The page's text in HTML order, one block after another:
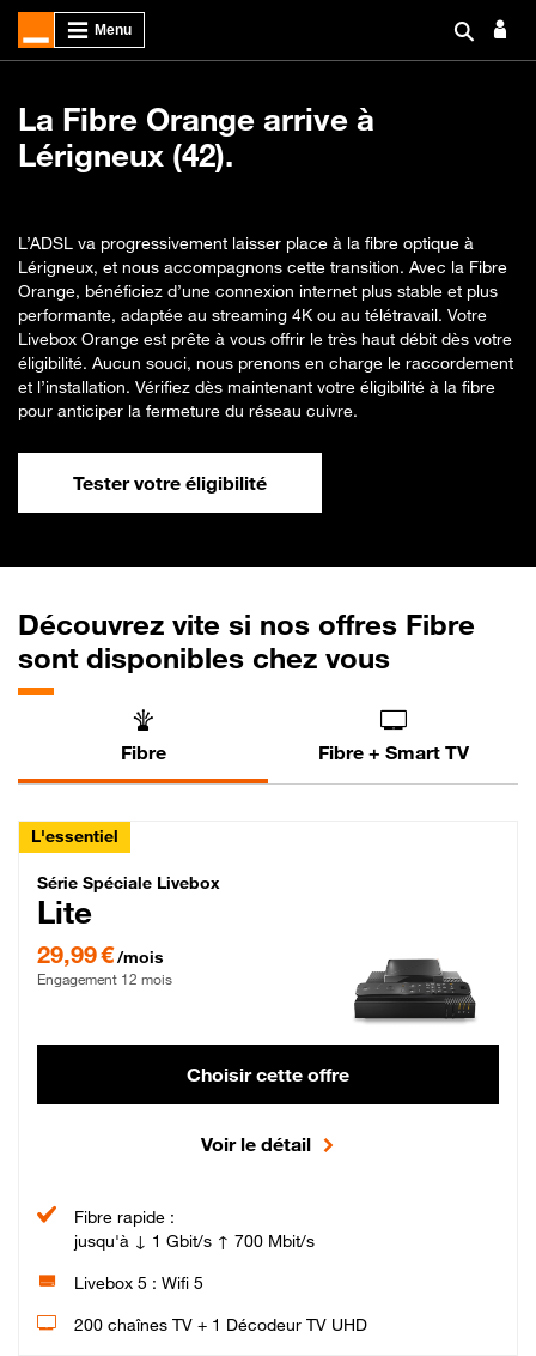
La Fibre Orange arrive à
Lérigneux (42).
L’ADSL va progressivement laisser place à la fibre optique à
Lérigneux, et nous accompagnons cette transition. Avec la Fibre
Orange, bénéficiez d’une connexion internet plus stable et plus
performante, adaptée au streaming 4K ou au télétravail. Votre
Livebox Orange est prête à vous offrir le très haut débit dès votre
éligibilité. Aucun souci, nous prenons en charge le raccordement
et l’installation. Vérifiez dès maintenant votre éligibilité à la fibre
pour anticiper la fermeture du réseau cuivre.
Tester votre éligibilité
Découvrez vite si nos offres Fibre
sont disponibles chez vous
Fibre Fibre + Smart TV
L'essentiel
Série Spéciale Livebox Lite Fibre
Série Spéciale Livebox
Lite
29,99 €/mois
Engagement 12 mois
Choisir cette offre
Voir le détail
Fibre rapide :
jusqu'à ↓ 1 Gbit/s ↑ 700 Mbit/s
Livebox 5 : Wifi 5
200 chaînes TV + 1 Décodeur TV UHD